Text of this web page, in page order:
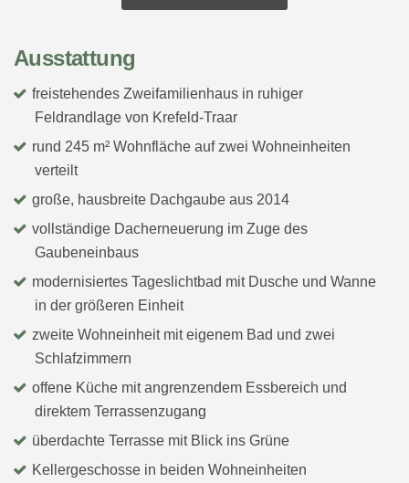
Ausstattung
freistehendes Zweifamilienhaus in ruhiger
Feldrandlage von Krefeld-Traar
rund 245 m² Wohnfläche auf zwei Wohneinheiten
verteilt
große, hausbreite Dachgaube aus 2014
vollständige Dacherneuerung im Zuge des
Gaubeneinbaus
modernisiertes Tageslichtbad mit Dusche und Wanne
in der größeren Einheit
zweite Wohneinheit mit eigenem Bad und zwei
Schlafzimmern
offene Küche mit angrenzendem Essbereich und
direktem Terrassenzugang
überdachte Terrasse mit Blick ins Grüne
Kellergeschosse in beiden Wohneinheiten